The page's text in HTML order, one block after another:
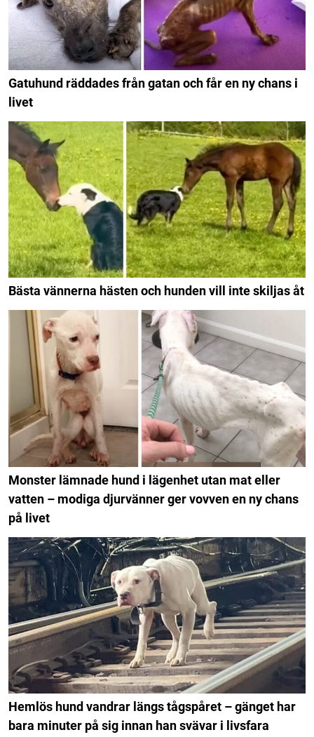
Gatuhund räddades från gatan och får en ny chans i
livet
Bästa vännerna hästen och hunden vill inte skiljas åt
Monster lämnade hund i lägenhet utan mat eller
vatten – modiga djurvänner ger vovven en ny chans
på livet
Hemlös hund vandrar längs tågspåret – gänget har
bara minuter på sig innan han svävar i livsfara